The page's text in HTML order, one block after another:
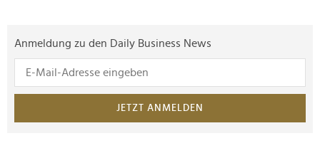
Anmeldung zu den Daily Business News
JETZT ANMELDEN